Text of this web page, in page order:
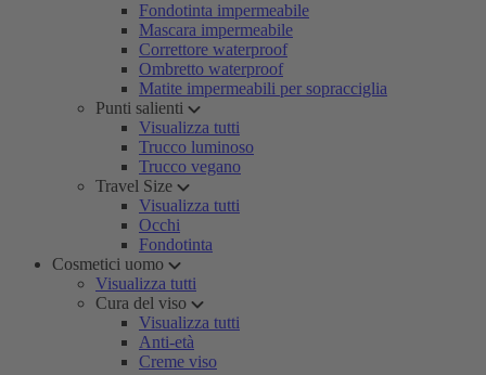
Fondotinta impermeabile
Mascara impermeabile
Correttore waterproof
Ombretto waterproof
Matite impermeabili per sopracciglia
Punti salienti
Visualizza tutti
Trucco luminoso
Trucco vegano
Travel Size
Visualizza tutti
Occhi
Fondotinta
Cosmetici uomo
Visualizza tutti
Cura del viso
Visualizza tutti
Anti-età
Creme viso